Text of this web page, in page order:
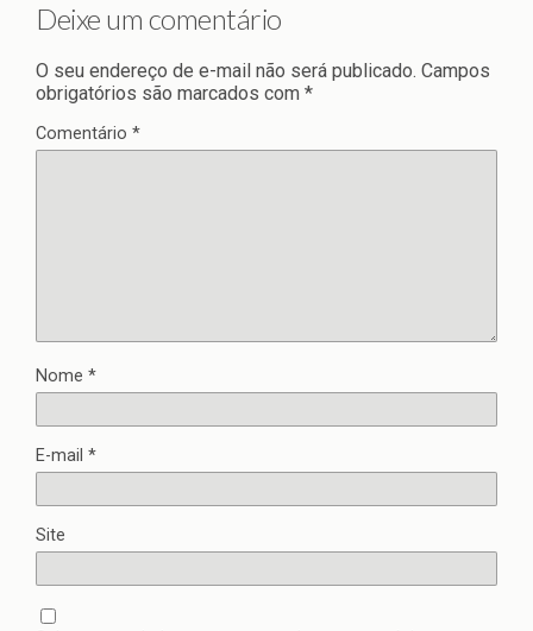
Deixe um comentário
O seu endereço de e-mail não será publicado. Campos
obrigatórios são marcados com *
Comentário *
Nome *
E-mail *
Site